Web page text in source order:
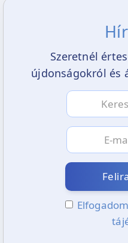
Szeretnél
újdonságokról és